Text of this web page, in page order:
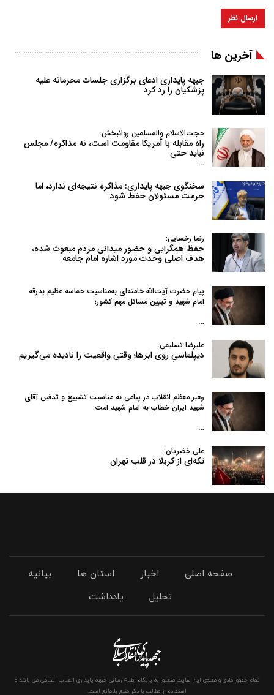
آخرین ها
جبهه پایداری ادعای برگزاری جلسات محرمانه علیه
پزشکیان را رد کرد
حجت‌الاسلام والمسلمین روانبخش:
راه مقابله با آمریکا مقاومت است، نه مذاکره/ مجلس
نباید حتی
…
سخنگوی جبهه پایداری: مذاکره نتیجه‌ای ندارد، اما
حرمت مسئولان حفظ شود
رضا رخسایی:
حفظ همگرایی و حضور میدانی مردم مبعوث شده،
هدف اصلی وحدت مورد اشاره امام جامعه
پیام حضرت آیت‌الله خامنه‌ای به‌مناسبت حماسه عظیم بدرقه
امام شهید و تبیین مسائل مهم کشور؛
…
علیرضا تسلیمی:
دیپلماسیِ روی ابرها؛ وقتی واقعیت را نادیده می‌گیریم
رهبر معظم انقلاب در پیامی به‌ مناسبت تشییع و تدفین آقای
شهید ایران خطاب به امام شهید امت:
…
علی خضریان:
تکه‌ای از کربلا در قلب تهران
صفحه اصلی اخبار استان ها
بیانیه
تحلیل
یادداشت
تمام حقوق مادی و معنوی این سایت متعلق به پایگاه اطلاع رسانی جبهه پایداری انقلاب اسلامی می باشد و
استفاده از مطالب با ذکر منبع بلامانع است.